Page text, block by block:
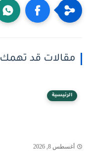
مقالات قد تهمك
الرئيسية
أغسطس 8, 2026